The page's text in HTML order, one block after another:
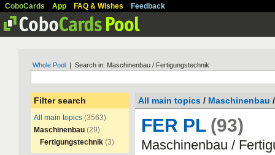
CoboCards App FAQ & Wishes Feedback
Whole Pool | Search in: Maschinenbau / Fertigungstechnik
Filter search
All main topics (3563)
Maschinenbau (29)
Fertigungstechnik (3)
All main topics / Maschinenbau
FER PL (93)
Maschinenbau /